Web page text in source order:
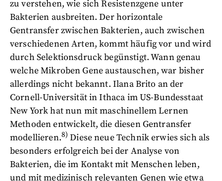
zu verstehen, wie sich Resistenzgene unter
Bakterien ausbreiten. Der horizontale
Gentransfer zwischen Bakterien, auch zwischen
verschiedenen Arten, kommt häufig vor und wird
durch Selektionsdruck begünstigt. Wann genau
welche Mikroben Gene austauschen, war bisher
allerdings nicht bekannt. Ilana Brito an der
Cornell-Universität in Ithaca im US-Bundesstaat
New York hat nun mit maschinellem Lernen
Methoden entwickelt, die diesen Gentransfer
modellieren.8) Diese neue Technik erwies sich als
besonders erfolgreich bei der Analyse von
Bakterien, die im Kontakt mit Menschen leben,
und mit medizinisch relevanten Genen wie etwa